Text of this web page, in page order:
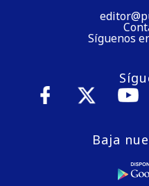
Síguenos
Baja